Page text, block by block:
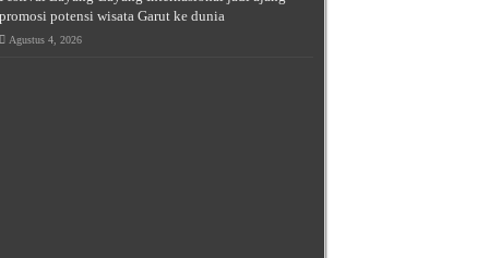
promosi potensi wisata Garut ke dunia
Agustus 4, 2026